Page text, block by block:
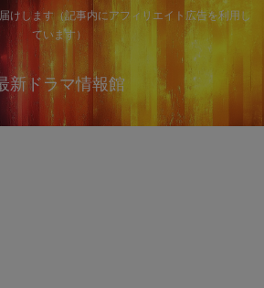
けします（記事内にアフィリエイト広告を利用し
ています）
新ドラマ情報館